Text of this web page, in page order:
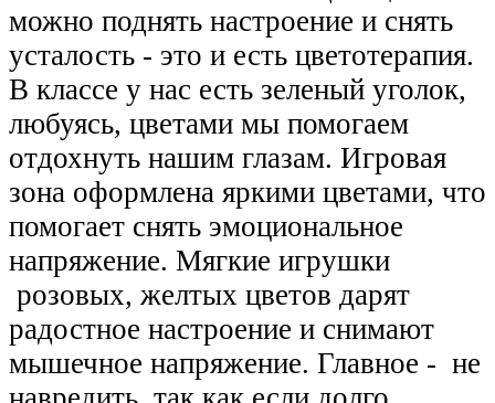
можно поднять настроение и снять
усталость - это и есть цветотерапия.
В классе у нас есть зеленый уголок,
любуясь, цветами мы помогаем
отдохнуть нашим глазам. Игровая
зона оформлена яркими цветами, что
помогает снять эмоциональное
напряжение. Мягкие игрушки
розовых, желтых цветов дарят
радостное настроение и снимают
мышечное напряжение. Главное - не